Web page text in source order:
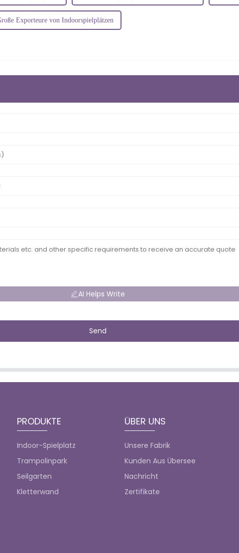
Exporteure von Indoorspielplätzen
AI Helps Write
Send
PRODUKTE
Indoor-Spielplatz
Trampolinpark
Seilgarten
Kletterwand
ÜBER UNS
Unsere Fabrik
Kunden Aus Übersee
Nachricht
Zertifikate